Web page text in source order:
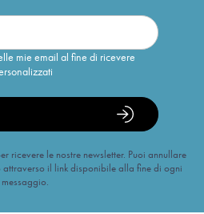
mie email al fine di ricevere
ricevere le nostre newsletter. Puoi annullare
attraverso il link disponibile alla fine di ogni
messaggio.